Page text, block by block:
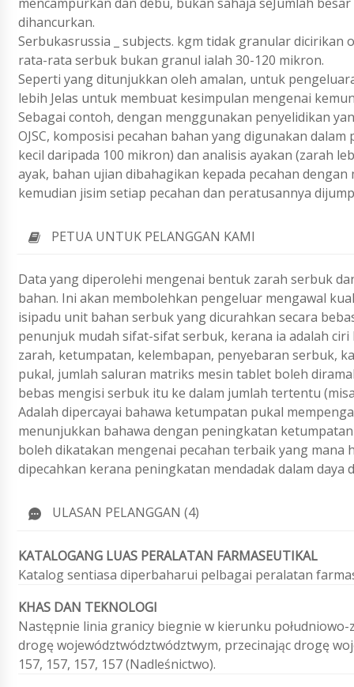
dihancurkan.
Serbukasrussia _ subjects. kgm tidak granular
rata-rata serbuk bukan granul ialah 30-120 mikron.
Seperti yang ditunjukkan oleh amalan, untuk
lebih Jelas untuk membuat kesimpulan mengenai
Sebagai contoh, dengan menggunakan penyelidikan
OJSC, komposisi pecahan bahan yang digunakan
kecil daripada 100 mikron) dan analisis ayakan (zarah
ayak, bahan ujian dibahagikan kepada pecahan
kemudian jisim setiap pecahan dan peratusannya
PETUA UNTUK PELANGGAN KAMI
Data yang diperolehi mengenai bentuk zarah serbuk
bahan. Ini akan membolehkan pengeluar mengawal
isipadu unit bahan serbuk yang dicurahkan secara
penunjuk mudah sifat-sifat serbuk, kerana ia adalah
zarah, ketumpatan, kelembapan, penyebaran serbuk,
pukal, jumlah saluran matriks mesin tablet boleh
bebas mengisi serbuk itu ke dalam jumlah tertentu
Adalah dipercayai bahawa ketumpatan pukal
menunjukkan bahawa dengan peningkatan
boleh dikatakan mengenai pecahan terbaik yang
dipecahkan kerana peningkatan mendadak dalam daya
ULASAN PELANGGAN (4)
KATALOGANG LUAS PERALATAN FARMASEUTIKAL
Katalog sentiasa diperbaharui pelbagai peralatan
KHAS DAN TEKNOLOGI
Następnie linia granicy biegnie w kierunku
drogę województwództwództwym, przecinając drogę
157, 157, 157, 157 (Nadleśnictwo).